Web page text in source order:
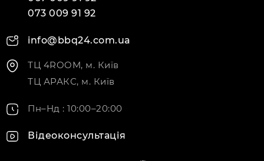
073 009 91 92
info@bbq24.com.ua
ТЦ 4ROOM, м. Київ
ТЦ АРАКС, м. Київ
Пн–Нд : 10:00–20:00
Відеоконсультація